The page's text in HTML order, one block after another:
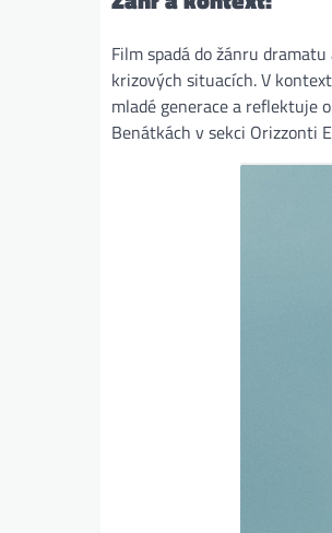
Film spadá do žánru
krizových situacích. V
mladé generace a reflektuje
Benátkách v sekci Orizzonti